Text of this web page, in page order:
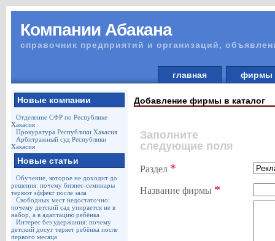
Компании Абакана
справочник предприятий и организаций,
главная
Новые компании
Отделение СФР по Республике
Хакасия
Прокуратура Республики Хакасия
Арбитражный суд Республики
Хакасия
Новые статьи
Обучение, которое не доходит до
решения: почему бизнес-семинары
теряют эффект после зала
Свободных мест недостаточно:
почему детский сад упирается не в
набор, а в адаптацию ребёнка
Интерес без удержания: почему
детский досуг теряет ребёнка после
первого месяца
Добавление фирмы в каталог
Заполните
следующие поля
Раздел *
Название фирмы *